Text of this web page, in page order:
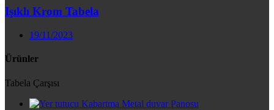
Işıklı Krom Tabela
19/11/2023
Ürünler
Tabela Çarşısı
Kabartma Metal duvar Panosu